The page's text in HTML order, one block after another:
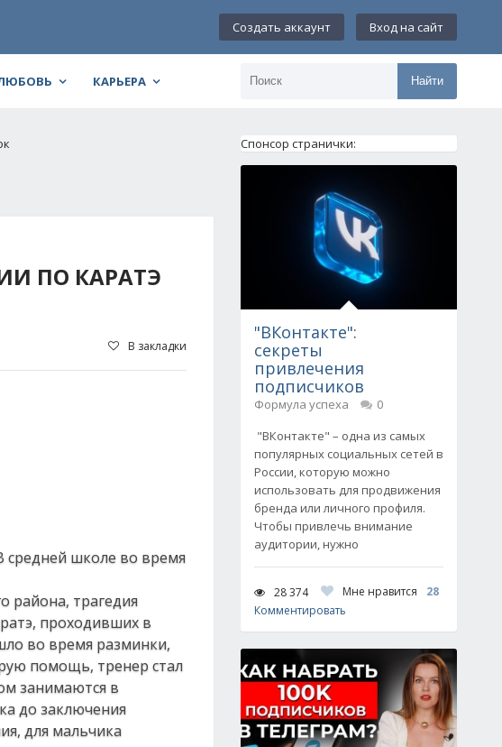
Создать аккаунт Вход на сайт
КАРЬЕРА Найти
ПО КАРАТЭ
В закладки
средней школе во время
района, трагедия
проходивших в
во время разминки,
помощь, тренер стал
занимаются в
до заключения
для мальчика
Спонсор странички:
"ВКонтакте":
секреты
привлечения
подписчиков
Формула успеха
0
"ВКонтакте" – одна из самых
популярных социальных сетей в
России, которую можно
использовать для продвижения
бренда или личного профиля.
Чтобы привлечь внимание
аудитории, нужно
28 374 Мне нравится
28
Комментировать